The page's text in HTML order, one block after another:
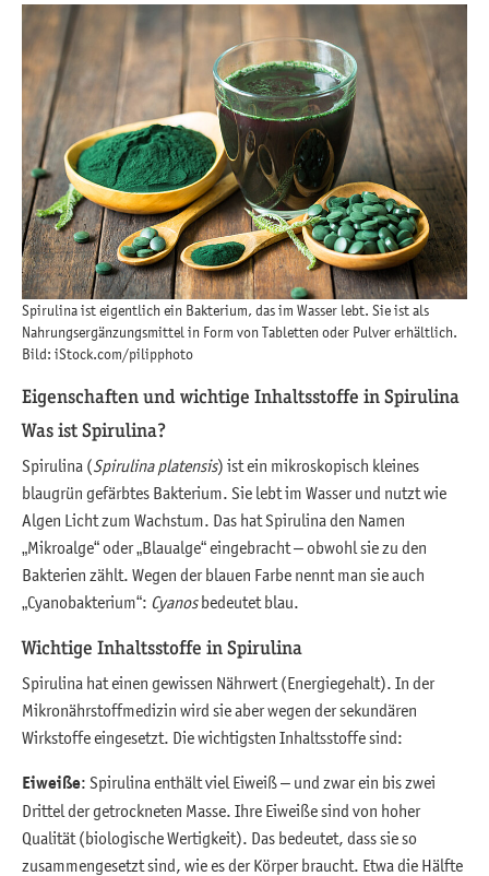
Spirulina ist eigentlich ein Bakterium, das im Wasser lebt. Sie ist als
Nahrungsergänzungsmittel in Form von Tabletten oder Pulver erhältlich.
Bild: iStock.com/pilipphoto
Eigenschaften und wichtige Inhaltsstoffe in Spirulina
Was ist Spirulina?
Spirulina (Spirulina platensis) ist ein mikroskopisch kleines
blaugrün gefärbtes Bakterium. Sie lebt im Wasser und nutzt wie
Algen Licht zum Wachstum. Das hat Spirulina den Namen
„Mikroalge“ oder „Blaualge“ eingebracht – obwohl sie zu den
Bakterien zählt. Wegen der blauen Farbe nennt man sie auch
„Cyanobakterium“: Cyanosbedeutet blau.
Wichtige Inhaltsstoffe in Spirulina
Spirulina hat einen gewissen Nährwert (Energiegehalt). In der
Mikronährstoffmedizin wird sie aber wegen der sekundären
Wirkstoffe eingesetzt. Die wichtigsten Inhaltsstoffe sind:
Eiweiße: Spirulina enthält viel Eiweiß – und zwar ein bis zwei
Drittel der getrockneten Masse. Ihre Eiweiße sind von hoher
Qualität (biologische Wertigkeit). Das bedeutet, dass sie so
zusammengesetzt sind, wie es der Körper braucht. Etwa die Hälfte